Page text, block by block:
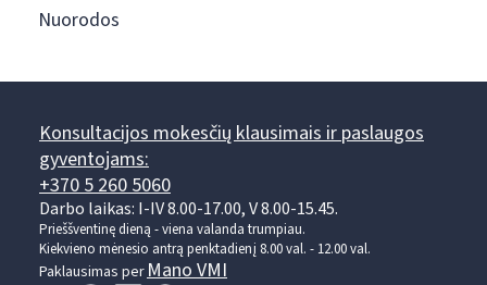
Nuorodos
Konsultacijos mokesčių klausimais ir paslaugos
gyventojams:
+370 5 260 5060
Darbo laikas: I-IV 8.00-17.00, V 8.00-15.45.
Prieššventinę dieną - viena valanda trumpiau.
Kiekvieno mėnesio antrą penktadienį 8.00 val. - 12.00 val.
Paklausimas per Mano VMI